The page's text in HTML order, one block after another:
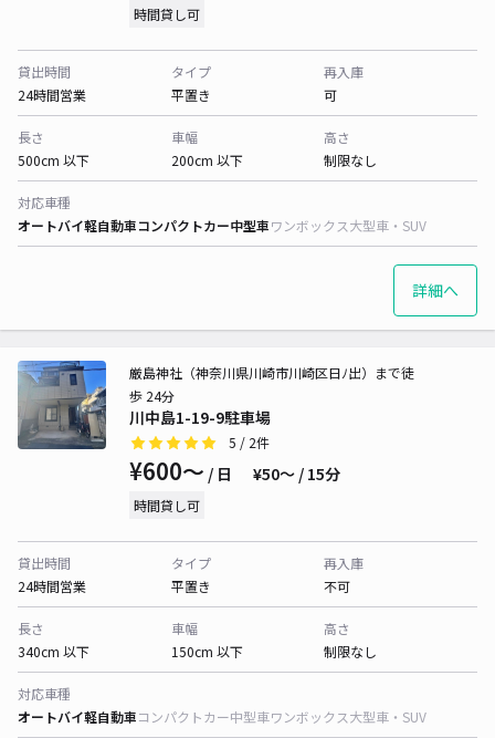
時間貸し可
貸出時間
24時間営業
タイプ
平置き
再入庫
可
長さ
500cm 以下
車幅
200cm 以下
高さ
制限なし
対応車種
オートバイ軽自動車コンパクトカー中型車ワンボックス大型車・SUV
詳細へ
川中島1-19-9駐車場
厳島神社（神奈川県川崎市川崎区日ﾉ出）まで徒
歩 24分
5 / 2件
¥600〜 / 日 ¥50〜 / 15分
時間貸し可
貸出時間
24時間営業
タイプ
平置き
再入庫
不可
長さ
340cm 以下
車幅
150cm 以下
高さ
制限なし
対応車種
オートバイ軽自動車コンパクトカー中型車ワンボックス大型車・SUV